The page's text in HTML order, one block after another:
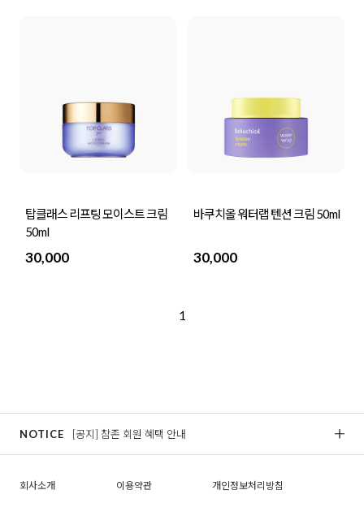
탑클래스 리프팅 모이스트 크림
50ml
30,000
바쿠치올 워터랩 텐션 크림 50ml
30,000
1
NOTICE [공지] 참존 회원 혜택 안내
회사소개 이용약관 개인정보처리방침